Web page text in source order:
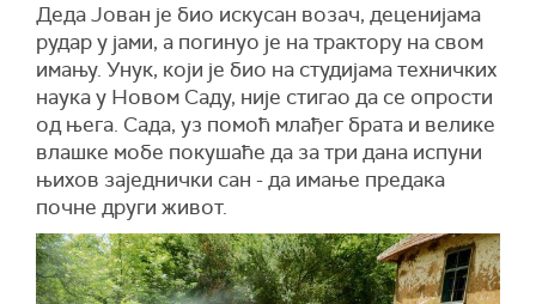
Деда Јован је био искусан возач, деценијама
рудар у јами, а погинуо је на трактору на свом
имању. Унук, који је био на студијама техничких
наука у Новом Саду, није стигао да се опрости
од њега. Сада, уз помоћ млађег брата и велике
влашке мобе покушаће да за три дана испуни
њихов заједнички сан - да имање предака
почне други живот.